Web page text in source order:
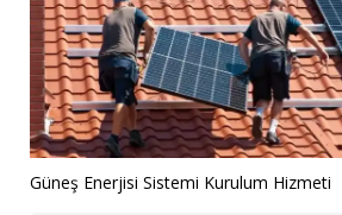
Güneş Enerjisi Sistemi Kurulum Hizmeti